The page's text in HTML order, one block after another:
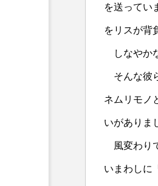
を送ってい
をリスが背
しなやか
そんな彼
ネムリモノ
いがありま
風変わり
いまわしに